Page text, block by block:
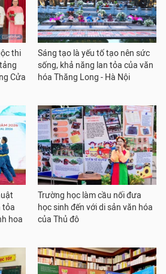
thi
Cửa
Sáng tạo là yếu tố tạo nên sức
sống, khả năng lan tỏa của văn
hóa Thăng Long - Hà Nội
tỏa
hoa
Trường học làm cầu nối đưa
học sinh đến với di sản văn hóa
của Thủ đô